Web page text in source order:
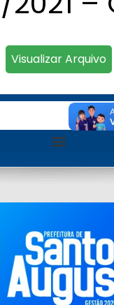
Visualizar Arquivo